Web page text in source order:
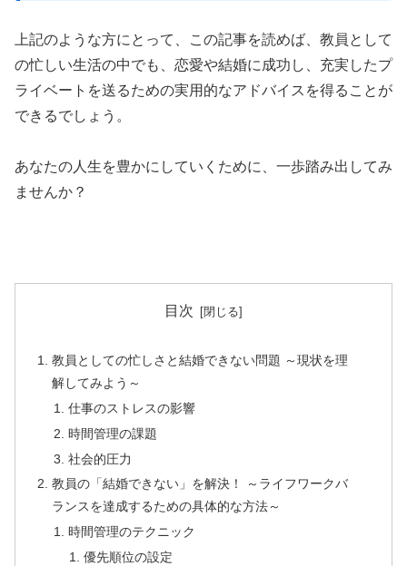
上記のような方にとって、この記事を読めば、教員として
の忙しい生活の中でも、恋愛や結婚に成功し、充実したプ
ライベートを送るための実用的なアドバイスを得ることが
できるでしょう。
あなたの人生を豊かにしていくために、一歩踏み出してみ
ませんか？
目次
教員としての忙しさと結婚できない問題 ～現状を理
解してみよう～
仕事のストレスの影響
時間管理の課題
社会的圧力
教員の「結婚できない」を解決！ ～ライフワークバ
ランスを達成するための具体的な方法～
時間管理のテクニック
優先順位の設定